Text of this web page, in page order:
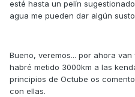
esté hasta un pelín
agua me pueden dar algún
Bueno, veremos... por ahora
habré metido 3000km a las
principios de Octube os
con ellas.